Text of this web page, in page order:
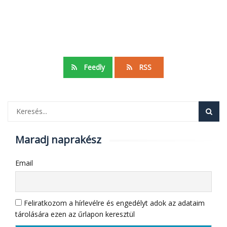
Feedly RSS
Maradj naprakész
Email
Feliratkozom a hírlevélre és engedélyt adok az adataim
tárolására ezen az űrlapon keresztül